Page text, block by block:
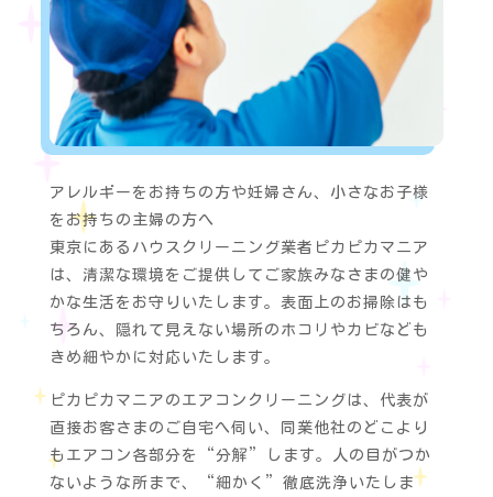
アレルギーをお持ちの方や妊婦さん、小さなお子様
をお持ちの主婦の方へ
東京にあるハウスクリーニング業者ピカピカマニア
は、清潔な環境をご提供してご家族みなさまの健や
かな生活をお守りいたします。表面上のお掃除はも
ちろん、隠れて見えない場所のホコリやカビなども
きめ細やかに対応いたします。
ピカピカマニアのエアコンクリーニングは、代表が
直接お客さまのご自宅へ伺い、同業他社のどこより
もエアコン各部分を“分解”します。人の目がつか
ないような所まで、“細かく”徹底洗浄いたしま